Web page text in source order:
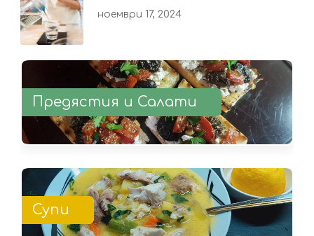
ноември 17, 2024
Предястия и Салати
Супи